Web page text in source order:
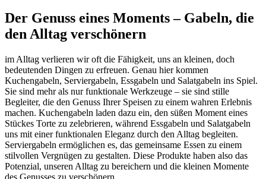
Der Genuss eines Moments – Gabeln, die
den Alltag verschönern
im Alltag verlieren wir oft die Fähigkeit, uns an kleinen, doch
bedeutenden Dingen zu erfreuen. Genau hier kommen
Kuchengabeln, Serviergabeln, Essgabeln und Salatgabeln ins Spiel.
Sie sind mehr als nur funktionale Werkzeuge – sie sind stille
Begleiter, die den Genuss Ihrer Speisen zu einem wahren Erlebnis
machen. Kuchengabeln laden dazu ein, den süßen Moment eines
Stückes Torte zu zelebrieren, während Essgabeln und Salatgabeln
uns mit einer funktionalen Eleganz durch den Alltag begleiten.
Serviergabeln ermöglichen es, das gemeinsame Essen zu einem
stilvollen Vergnügen zu gestalten. Diese Produkte haben also das
Potenzial, unseren Alltag zu bereichern und die kleinen Momente